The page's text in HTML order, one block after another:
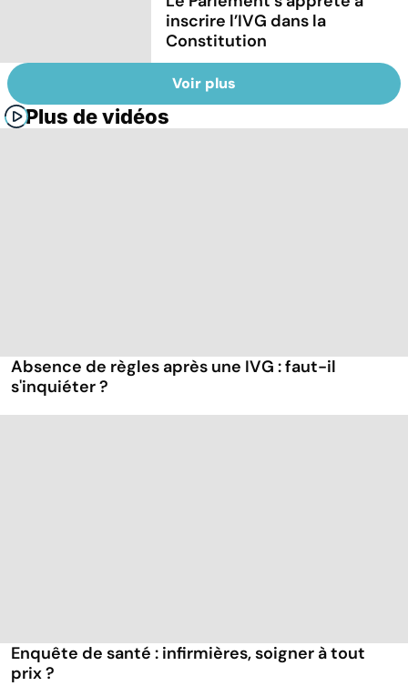
inscrire l’IVG dans la
Constitution
Voir plus
Plus de vidéos
Absence de règles après une IVG : faut-il
s'inquiéter ?
Enquête de santé : infirmières, soigner à tout
prix ?